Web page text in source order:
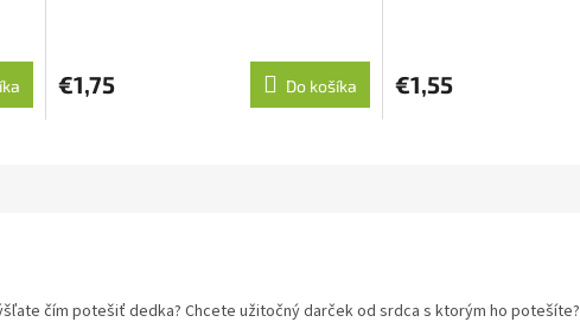
€1,75 Do košíka €1,55
čím potešiť dedka? Chcete užitočný darček od srdca s ktorým ho potešíte?